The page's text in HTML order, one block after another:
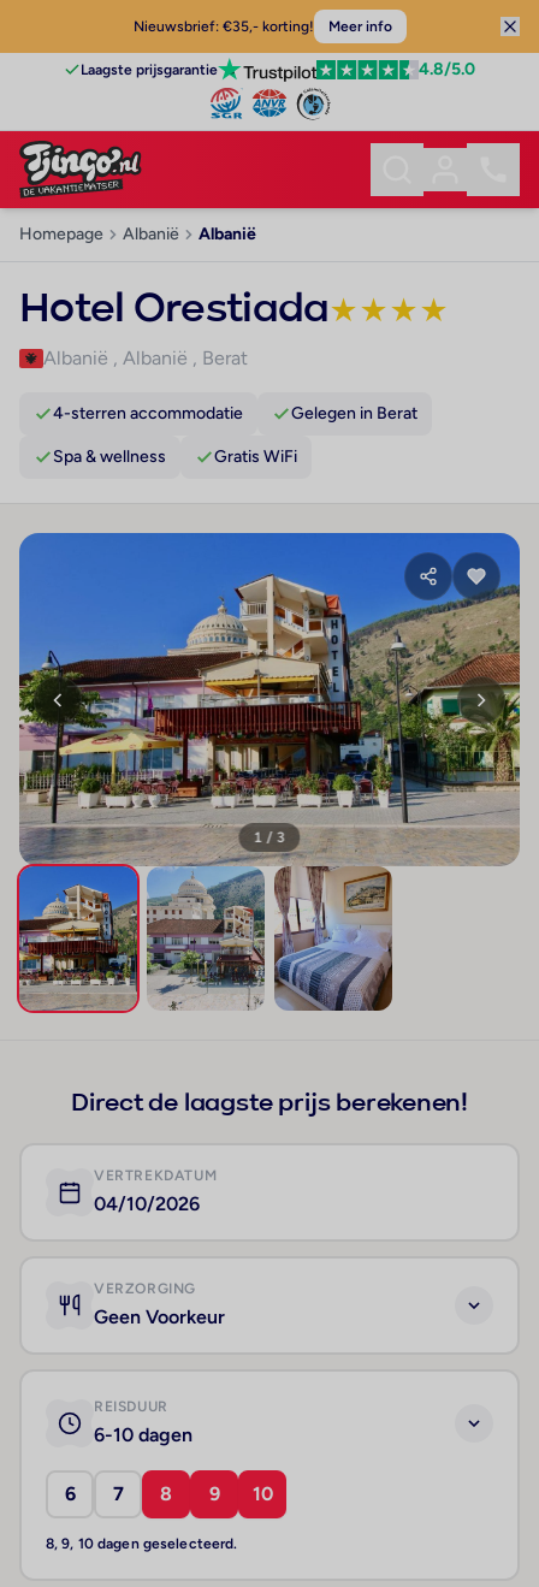
Nieuwsbrief: €35,- korting! Meer info
Laagste prijsgarantie 4.8/5.0
Homepage Albanië Albanië
Hotel Orestiada★★★★
Albanië , Albanië , Berat
4-sterren accommodatie Gelegen in Berat
Spa & wellness Gratis WiFi
1 / 3
Direct de laagste prijs berekenen!
VERTREKDATUM
04/10/2026
VERZORGING
Geen Voorkeur
REISDUUR
6-10 dagen
6 7 8 9 10
8, 9, 10 dagen geselecteerd.